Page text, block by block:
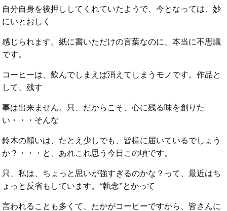
自分自身を後押ししてくれていたようで、今となっては、妙
にいとおしく
感じられます。紙に書いただけの言葉なのに、本当に不思議
です。
コーヒーは、飲んでしまえば消えてしまうモノです。作品と
して、残す
事は出来ません。只、だからこそ、心に残る味を創りた
い・・・そんな
鈴木の願いは、たとえ少しでも、皆様に届いているでしょう
か？・・・と、あれこれ思う今日この頃です。
只、私は、ちょっと思いが強すぎるのかな？って、最近はち
ょっと反省もしています。“執念”とかって
言われることも多くて、たかがコーヒーですから、皆さんに